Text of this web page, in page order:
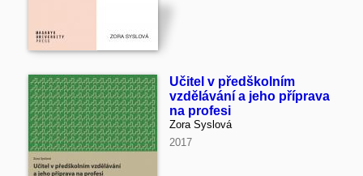
Učitel v předškolním
vzdělávání a jeho příprava
na profesi
Zora Syslová
2017